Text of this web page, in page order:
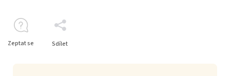
Zeptat se Sdílet